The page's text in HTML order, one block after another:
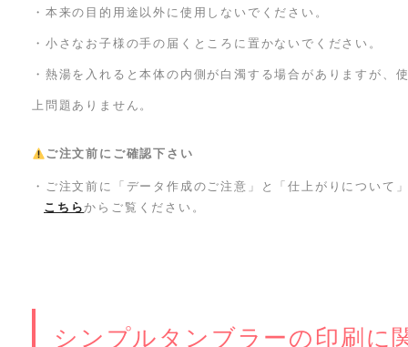
・本来の目的用途以外に使用しないでください。
・小さなお子様の手の届くところに置かないでください。
・熱湯を入れると本体の内側が白濁する場合がありますが、
上問題ありません。
ご注文前にご確認下さい
・ご注文前に「データ作成のご注意」と「仕上がりについて
こちらからご覧ください。
シンプルタンブラーの印刷に